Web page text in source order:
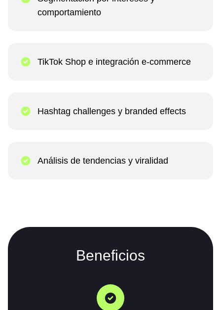
comportamiento
TikTok Shop e integración e-commerce
Hashtag challenges y branded effects
Análisis de tendencias y viralidad
Beneficios